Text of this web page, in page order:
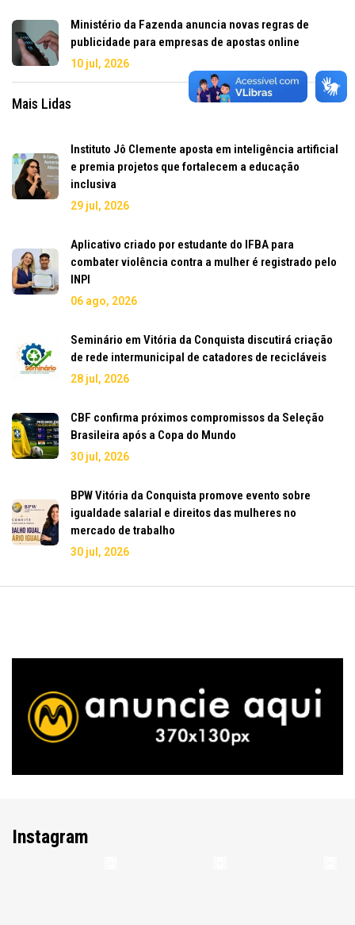
Ministério da Fazenda anuncia novas regras de
publicidade para empresas de apostas online
10 jul, 2026
Mais Lidas
Instituto Jô Clemente aposta em inteligência artificial
e premia projetos que fortalecem a educação
inclusiva
29 jul, 2026
Aplicativo criado por estudante do IFBA para
combater violência contra a mulher é registrado pelo
INPI
06 ago, 2026
Seminário em Vitória da Conquista discutirá criação
de rede intermunicipal de catadores de recicláveis
28 jul, 2026
CBF confirma próximos compromissos da Seleção
Brasileira após a Copa do Mundo
30 jul, 2026
BPW Vitória da Conquista promove evento sobre
igualdade salarial e direitos das mulheres no
mercado de trabalho
30 jul, 2026
Instagram